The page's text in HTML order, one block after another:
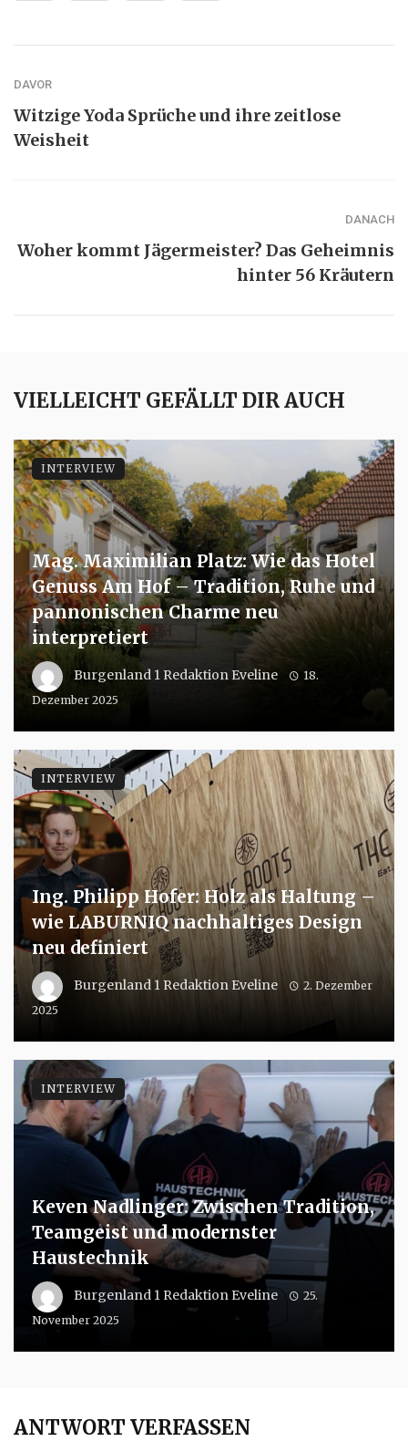
DAVOR
Witzige Yoda Sprüche und ihre zeitlose
Weisheit
DANACH
Woher kommt Jägermeister? Das Geheimnis
hinter 56 Kräutern
VIELLEICHT GEFÄLLT DIR AUCH
Mag. Maximilian Platz: Wie das Hotel
Genuss Am Hof – Tradition, Ruhe und
pannonischen Charme neu
interpretiert
Burgenland 1 Redaktion Eveline
18.
Dezember 2025
INTERVIEW
Ing. Philipp Hofer: Holz als Haltung –
wie LABURNIQ nachhaltiges Design
neu definiert
Burgenland 1 Redaktion Eveline
2. Dezember
2025
INTERVIEW
Keven Nadlinger: Zwischen Tradition,
Teamgeist und modernster
Haustechnik
Burgenland 1 Redaktion Eveline
25.
November 2025
INTERVIEW
ANTWORT VERFASSEN